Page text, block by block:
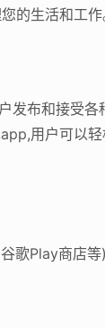
的生活和工作
布和接受
用户可以
Play商店等